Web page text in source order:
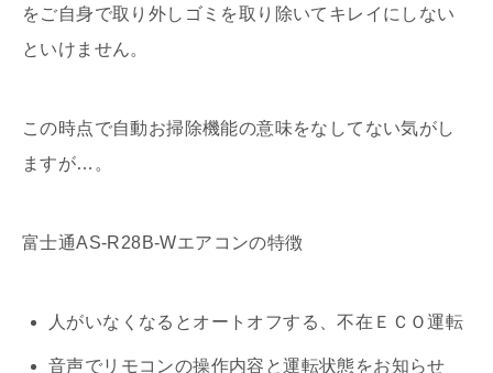
をご自身で取り外しゴミを取り除いてキレイにしない
といけません。
この時点で自動お掃除機能の意味をなしてない気がし
ますが…。
富士通AS-R28B-Wエアコンの特徴
人がいなくなるとオートオフする、不在ＥＣＯ運転
音声でリモコンの操作内容と運転状態をお知らせ